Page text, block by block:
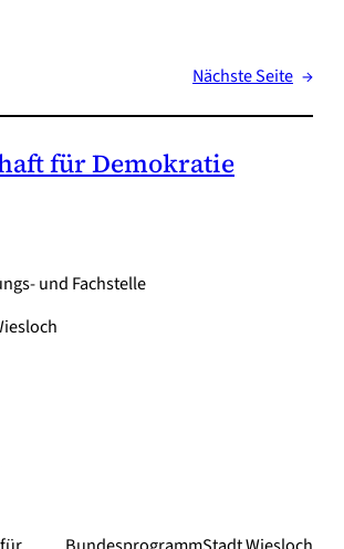
Nächste Seite →
für Demokratie
und Fachstelle